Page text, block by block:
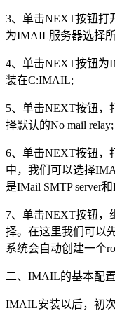
3、单击NEXT按钮打
为IMAIL服务器选择
4、单击NEXT按钮为
装在C:IMAIL;
5、单击NEXT按钮，
择默认的No mail relay;
6、单击NEXT按钮，
中，我们可以选择
是IMail SMTP server
7、单击NEXT按钮，
择。在这里我们可以
系统会自动创建一个
二、IMAIL的基本配置
IMAIL安装以后，初